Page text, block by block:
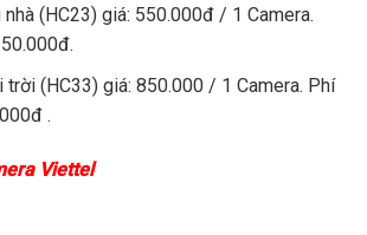
nhà (HC23) giá: 550.000đ / 1 Camera.
trời (HC33) giá: 850.000 / 1 Camera. Phí
.
Viettel